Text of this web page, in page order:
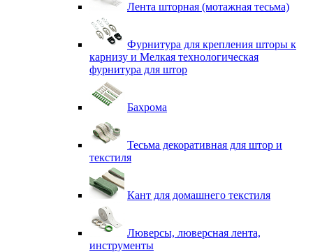
Лента шторная (мотажная тесьма)
Фурнитура для крепления шторы к
карнизу и Мелкая технологическая
фурнитура для штор
Бахрома
Тесьма декоративная для штор и
текстиля
Кант для домашнего текстиля
Люверсы, люверсная лента,
инструменты